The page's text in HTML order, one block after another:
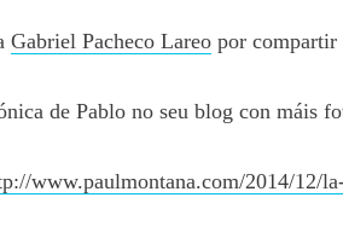
Gabriel Pacheco Lareopor compartir
de Pablo no seu blog con máis
www.paulmontana.com/2014/12/